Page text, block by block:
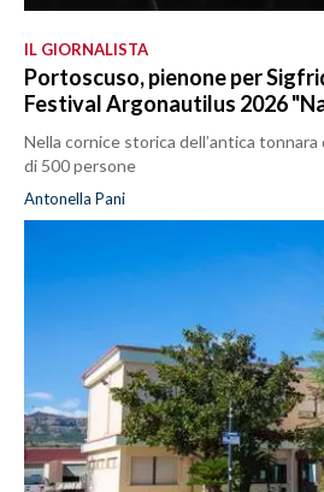
IL GIORNALISTA
Portoscuso, pienone per
Festival Argonautilus 2026
Nella cornice storica dell’antica tonnara
di 500 persone
Antonella Pani